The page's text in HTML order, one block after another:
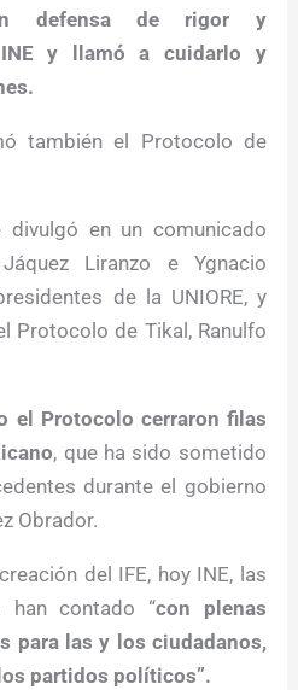
defensa de rigor y
y llamó a cuidarlo y
también el Protocolo de
divulgó en un comunicado
Liranzo e Ygnacio
de la UNIORE, y
Protocolo de Tikal, Ranulfo
el Protocolo cerraron filas
, que ha sido sometido
durante el gobierno
Obrador.
del IFE, hoy INE, las
han contado “con plenas
para las y los ciudadanos,
partidos políticos”.